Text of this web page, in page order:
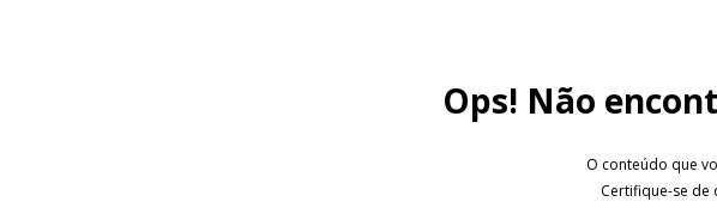
Ops! Não
O conteúdo que
Certifique-se de